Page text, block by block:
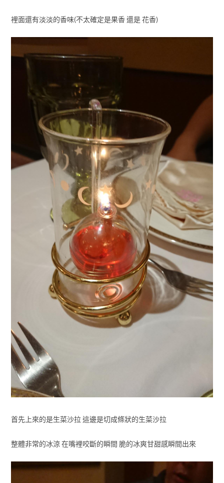
裡面還有淡淡的香味(不太確定是果香 還是 花香)
首先上來的是生菜沙拉 這邊是切成條狀的生菜沙拉
整體非常的冰涼 在嘴裡咬斷的瞬間 脆的冰爽甘甜感瞬間出來